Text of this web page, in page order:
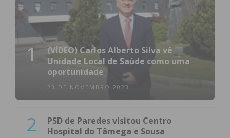
1
(VÍDEO) Carlos Alberto Silva vê
Unidade Local de Saúde como uma
oportunidade
23 DE NOVEMBRO 2023
2
PSD de Paredes visitou Centro
Hospital do Tâmega e Sousa